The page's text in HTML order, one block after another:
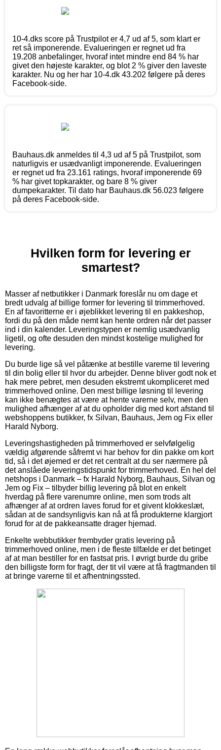
10-4.dks score på Trustpilot er 4,7 ud af 5, som klart er
ret så imponerende. Evalueringen er regnet ud fra
19.208 anbefalinger, hvoraf intet mindre end 84 % har
givet den højeste karakter, og blot 2 % giver den laveste
karakter. Nu og her har 10-4.dk 43.202 følgere på deres
Facebook-side.
Bauhaus.dk anmeldes til 4,3 ud af 5 på Trustpilot, som
naturligvis er usædvanligt imponerende. Evalueringen
er regnet ud fra 23.161 ratings, hvoraf imponerende 69
% har givet topkarakter, og bare 8 % giver
dumpekarakter. Til dato har Bauhaus.dk 56.023 følgere
på deres Facebook-side.
Hvilken form for levering er
smartest?
Masser af netbutikker i Danmark foreslår nu om dage et
bredt udvalg af billige former for levering til trimmerhoved.
En af favoritterne er i øjeblikket levering til en pakkeshop,
fordi du på den måde nemt kan hente ordren når det passer
ind i din kalender. Leveringstypen er nemlig usædvanlig
ligetil, og ofte desuden den mindst kostelige mulighed for
levering.
Du burde lige så vel påtænke at bestille varerne til levering
til din bolig eller til hvor du arbejder. Denne bliver godt nok et
hak mere pebret, men desuden ekstremt ukompliceret med
trimmerhoved online. Den mest billige løsning til levering
kan ikke benægtes at være at hente varerne selv, men den
mulighed afhænger af at du opholder dig med kort afstand til
webshoppens butikker, fx Silvan, Bauhaus, Jem og Fix eller
Harald Nyborg.
Leveringshastigheden på trimmerhoved er selvfølgelig
vældig afgørende såfremt vi har behov for din pakke om kort
tid, så i det øjemed er det ret centralt at du ser nærmere på
det anslåede leveringstidspunkt for trimmerhoved. En hel del
netshops i Danmark – fx Harald Nyborg, Bauhaus, Silvan og
Jem og Fix – tilbyder billig levering på blot en enkelt
hverdag på flere varenumre online, men som trods alt
afhænger af at ordren laves forud for et givent klokkeslæt,
sådan at de sandsynligvis kan nå at få produkterne klargjort
forud for at de pakkeansatte drager hjemad.
Enkelte webbutikker frembyder gratis levering på
trimmerhoved online, men i de fleste tilfælde er det betinget
af at man bestiller for en fastsat pris. I øvrigt burde du gribe
den billigste form for fragt, der tit vil være at få fragtmanden til
at bringe varerne til et afhentningssted.